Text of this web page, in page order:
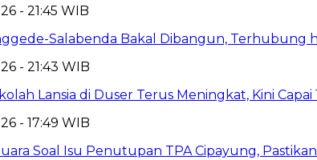
- 21:45 WIB
Salabenda Bakal Dibangun, Terhubung
- 21:43 WIB
Lansia di Duser Terus Meningkat, Kini Capai
- 17:49 WIB
Soal Isu Penutupan TPA Cipayung,